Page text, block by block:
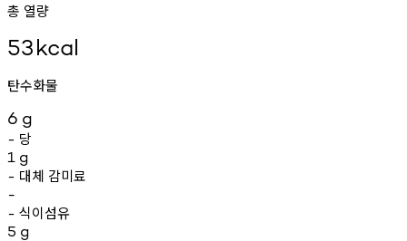
총 열량
53kcal
탄수화물
6 g
- 당
1 g
- 대체 감미료
-
- 식이섬유
5 g